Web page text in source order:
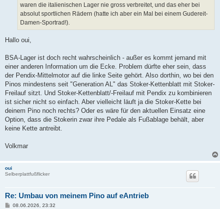
waren die italienischen Lager nie gross verbreitet, und das eher bei
absolut sportlichen Rädern (hatte ich aber ein Mal bei einem Gudereit-
Damen-Sportrad!).
Hallo oui,
BSA-Lager ist doch recht wahrscheinlich - außer es kommt jemand mit
einer anderen Information um die Ecke. Problem dürfte eher sein, dass
der Pendix-Mittelmotor auf die linke Seite gehört. Also dorthin, wo bei den
Pinos mindestens seit "Generation AL" das Stoker-Kettenblatt mit Stoker-
Freilauf sitzt. Und Stoker-Kettenblatt/-Freilauf mit Pendix zu kombinieren
ist sicher nicht so einfach. Aber vielleicht läuft ja die Stoker-Kette bei
deinem Pino noch rechts? Oder es wäre für den aktuellen Einsatz eine
Option, dass die Stokerin zwar ihre Pedale als Fußablage behält, aber
keine Kette antreibt.
Volkmar
oui
Selberplattfußflicker
Re: Umbau von meinem Pino auf eAntrieb
B08.06.2026, 23:32